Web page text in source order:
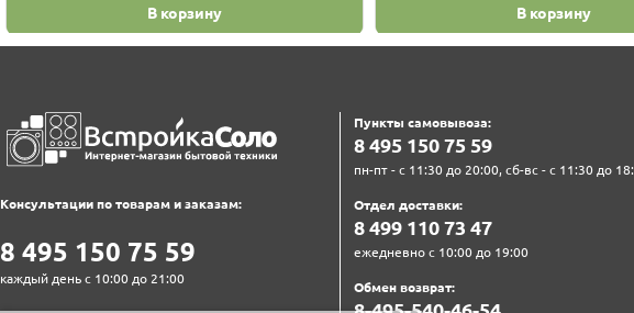
В корзину В корзину
Консультации по товарам и заказам:
8‍ 4‍9‍5‍ 1‍5‍0‍ 7‍5‍ 5‍9‍
каждый день с 10:00 до 21:00
Пункты самовывоза:
8‍ 4‍9‍5‍ 1‍5‍0‍ 7‍5‍ 5‍9‍
пн-пт - с 11:30 до 20:00, сб-вс - с 11:30 до
Отдел доставки:
8‍ 4‍9‍9‍ 1‍1‍0‍ 7‍3‍ 4‍7‍
ежедневно с 10:00 до 19:00
Обмен возврат: